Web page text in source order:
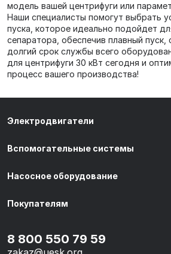
модель вашей центрифуги или
Наши специалисты помогут выбрать
пуска, которое идеально подойдет
сепаратора, обеспечив плавный
долгий срок службы всего
для центрифуги 30 кВт сегодня и
процесс вашего производства!
Электродвигатели
Вспомогательные системы
Насосное оборудование
Покупателям
8 800 550 79 59